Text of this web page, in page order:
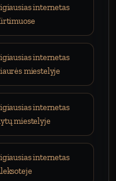
internetas
internetas
miestelyje
internetas
miestelyje
internetas